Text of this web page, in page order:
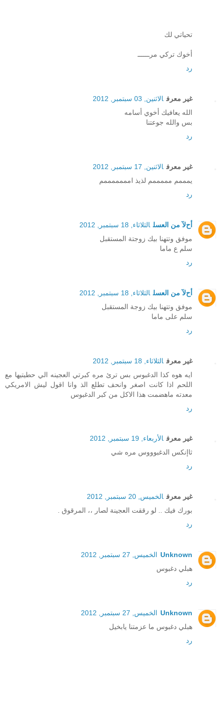
تحياتي لك
أخوك تركي مرــــــ
رد
غير معرف الاثنين, 03 سبتمبر, 2012
الله يعافيك أخوي أسامه
بس والله جوعتنا
رد
غير معرف الاثنين, 17 سبتمبر, 2012
يمممم مممممم لذيذ امممممممم
رد
أحﻵ من العسل الثلاثاء, 18 سبتمبر, 2012
موفق وتتهنا بيك زوجتة المستقبل
سلم ع ماما
رد
أحﻵ من العسل الثلاثاء, 18 سبتمبر, 2012
موفق وتتهنا بيك زوجة المستقبل
سلم على ماما
رد
غير معرف الثلاثاء, 18 سبتمبر, 2012
ايه هوه كذا الدغبوس بس ترئ مره كبرتي العجينه الي حطيتيها مع
اللحم اذا كانت اصغر وانحف تطلع الذ وانا اقول ليش الامريكي
معدته ماهضمت هذا الاكل من كبر الدغبوس
رد
غير معرف الأربعاء, 19 سبتمبر, 2012
ثاإنكس الدغبوووس مره شي
رد
غير معرف الخميس, 20 سبتمبر, 2012
بورك فيك .. لو رققت العجينة لصار ،، المرقوق .
رد
Unknown الخميس, 27 سبتمبر, 2012
هبلي دغبوس
رد
Unknown الخميس, 27 سبتمبر, 2012
هبلي دغبوس ما عزمتنا يابخيل
رد